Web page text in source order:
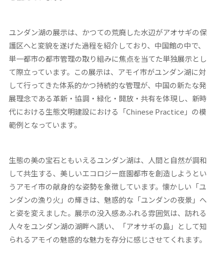
ユンダン湖の展示は、かつての荒廃した水辺がアオサギの保
護区へと変貌を遂げた過程を紹介しており、中国館の中で、
単一都市の都市管理の取り組みに焦点を当てた単独展示とし
て際立っています。この展示は、アモイ市がユンダン湖に対
して行ってきた体系的かつ持続的な管理が、中国の新たな発
展理念である革新・協調・緑化・開放・共有を体現し、新時
代における生態文明建設における「Chinese Practice」の模
範例となっています。
生態の美の宝石ともいえるユンダン湖は、人間と自然が調和
して共生する、美しいエコロジー庭園都市を創造しようとい
うアモイ市の献身的な姿勢を象徴しています。懐かしい「ユ
ンダンの漁り火」の輝きは、魅惑的な「ユンダンの夜景」へ
と姿を変えました。展示の没入感あふれる雰囲気は、訪れる
人々をユンダン湖の湖畔へ誘い、「アオサギの島」として知
られるアモイの魅惑的な魅力を存分に感じさせてくれます。